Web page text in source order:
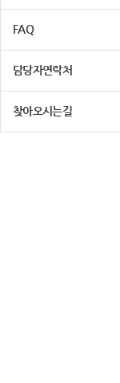
FAQ
담당자연락처
찾아오시는길